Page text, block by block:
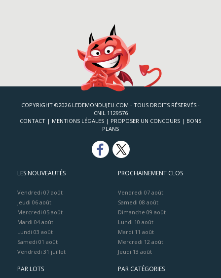
COPYRIGHT ©2026 LEDEMONDUJEU.COM - TOUS DROITS RÉSERVÉS -
CNIL 1129576
CONTACT | MENTIONS LÉGALES | PROPOSER UN CONCOURS | BONS
PLANS
LES NOUVEAUTÉS
Vendredi 07 août
Jeudi 06 août
Mercredi 05 août
Mardi 04 août
Lundi 03 août
Samedi 01 août
Vendredi 31 juillet
PROCHAINEMENT CLOS
Vendredi 07 août
Samedi 08 août
Dimanche 09 août
Lundi 10 août
Mardi 11 août
Mercredi 12 août
Jeudi 13 août
PAR LOTS PAR CATÉGORIES